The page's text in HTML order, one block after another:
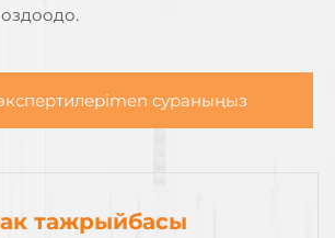
сураныңыз
тажрыйбасы